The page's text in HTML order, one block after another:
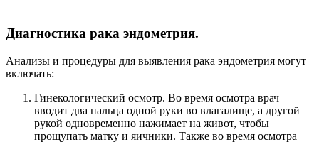
Диагностика рака эндометрия.
Анализы и процедуры для выявления рака эндометрия могут
включать:
Гинекологический осмотр. Во время осмотра врач
вводит два пальца одной руки во влагалище, а другой
рукой одновременно нажимает на живот, чтобы
прощупать матку и яичники. Также во время осмотра